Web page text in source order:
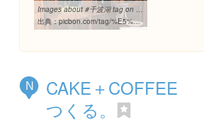
Images about #千波湖 tag on instagram
出典：picbon.com/tag/%E5%8D%83%E6%B3%A2%E6%B9%96
N
CAKE＋COFFEE
つくる。